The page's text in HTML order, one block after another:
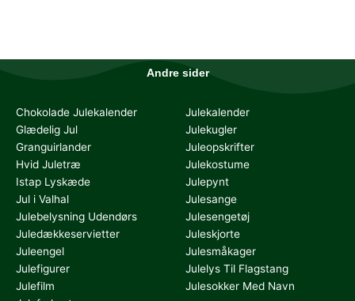
Andre sider
Chokolade Julekalender
Glædelig Jul
Granguirlander
Hvid Juletræ
Istap Lyskæde
Jul i Valhal
Julebelysning Udendørs
Juledækkeservietter
Juleengel
Julefigurer
Julefilm
Julekalender
Julekugler
Juleopskrifter
Julekostume
Julepynt
Julesange
Julesengetøj
Juleskjorte
Julesmåkager
Julelys Til Flagstang
Julesokker Med Navn